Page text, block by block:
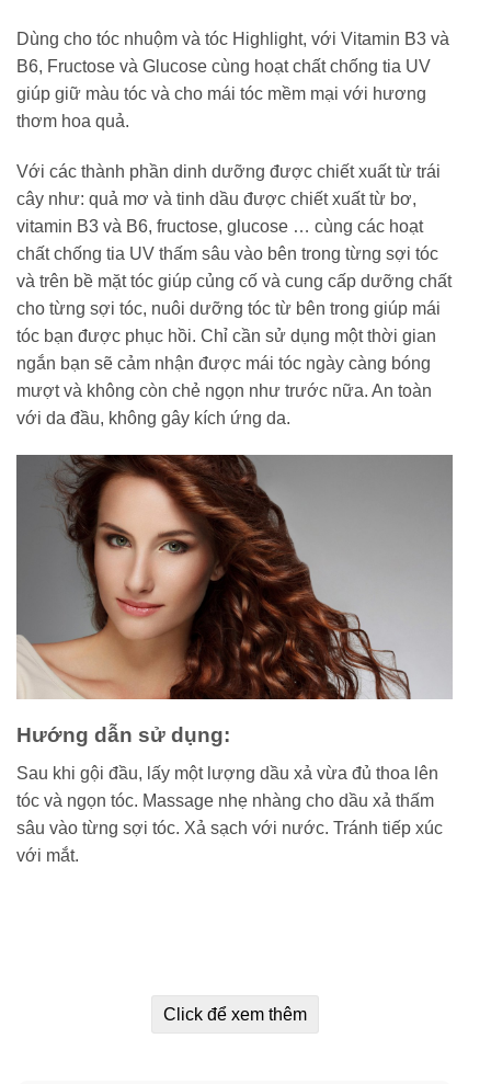
Dùng cho tóc nhuộm và tóc Highlight, với Vitamin B3 và
B6, Fructose và Glucose cùng hoạt chất chống tia UV
giúp giữ màu tóc và cho mái tóc mềm mại với hương
thơm hoa quả.
Với các thành phần dinh dưỡng được chiết xuất từ trái
cây như: quả mơ và tinh dầu được chiết xuất từ bơ,
vitamin B3 và B6, fructose, glucose … cùng các hoạt
chất chống tia UV thấm sâu vào bên trong từng sợi tóc
và trên bề mặt tóc giúp củng cố và cung cấp dưỡng chất
cho từng sợi tóc, nuôi dưỡng tóc từ bên trong giúp mái
tóc bạn được phục hồi. Chỉ cần sử dụng một thời gian
ngắn bạn sẽ cảm nhận được mái tóc ngày càng bóng
mượt và không còn chẻ ngọn như trước nữa. An toàn
với da đầu, không gây kích ứng da.
Hướng dẫn sử dụng:
Sau khi gội đầu, lấy một lượng dầu xả vừa đủ thoa lên
tóc và ngọn tóc. Massage nhẹ nhàng cho dầu xả thấm
sâu vào từng sợi tóc. Xả sạch với nước. Tránh tiếp xúc
với mắt.
Click để xem thêm